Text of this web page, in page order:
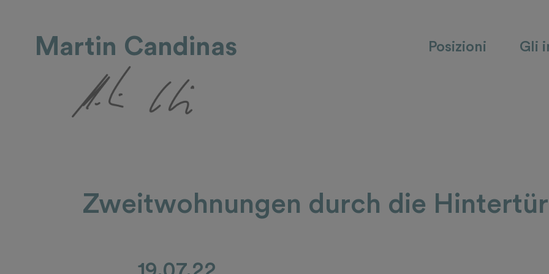
Martin Candinas Posizioni Gli
Zweitwohnungen durch die Hintertür